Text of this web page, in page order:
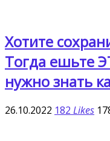
Хотите
Тогда ешьте
нужно знать
26.10.2022 182 Likes